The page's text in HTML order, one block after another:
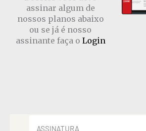
assinar algum de
nossos planos abaixo
ou se já é nosso
assinante faça o Login
ASSINATURA